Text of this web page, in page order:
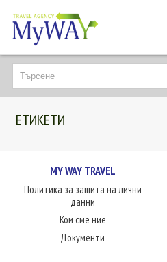
НАЙ-ТЪРСЕНИ
ДЕСТИНАЦИИ
ЕКЗОТИЧНИ ПОЧИВКИ
НОВА ГОДИНА
ПЪТУВАЙТЕ С ДЕЦА
ЛЮБОПИТНО
ЕТИКЕТИ
MY WAY TRAVEL
Политика за защита на лични
данни
Кои сме ние
Документи